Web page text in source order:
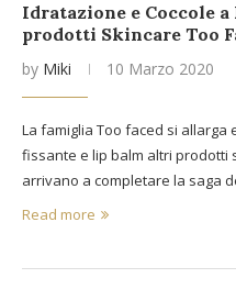
Idratazione e Coccole
prodotti Skincare Too
by Miki 10 Marzo 2020
La famiglia Too faced si
fissante e lip balm altri prodotti
arrivano a completare la saga
Read more